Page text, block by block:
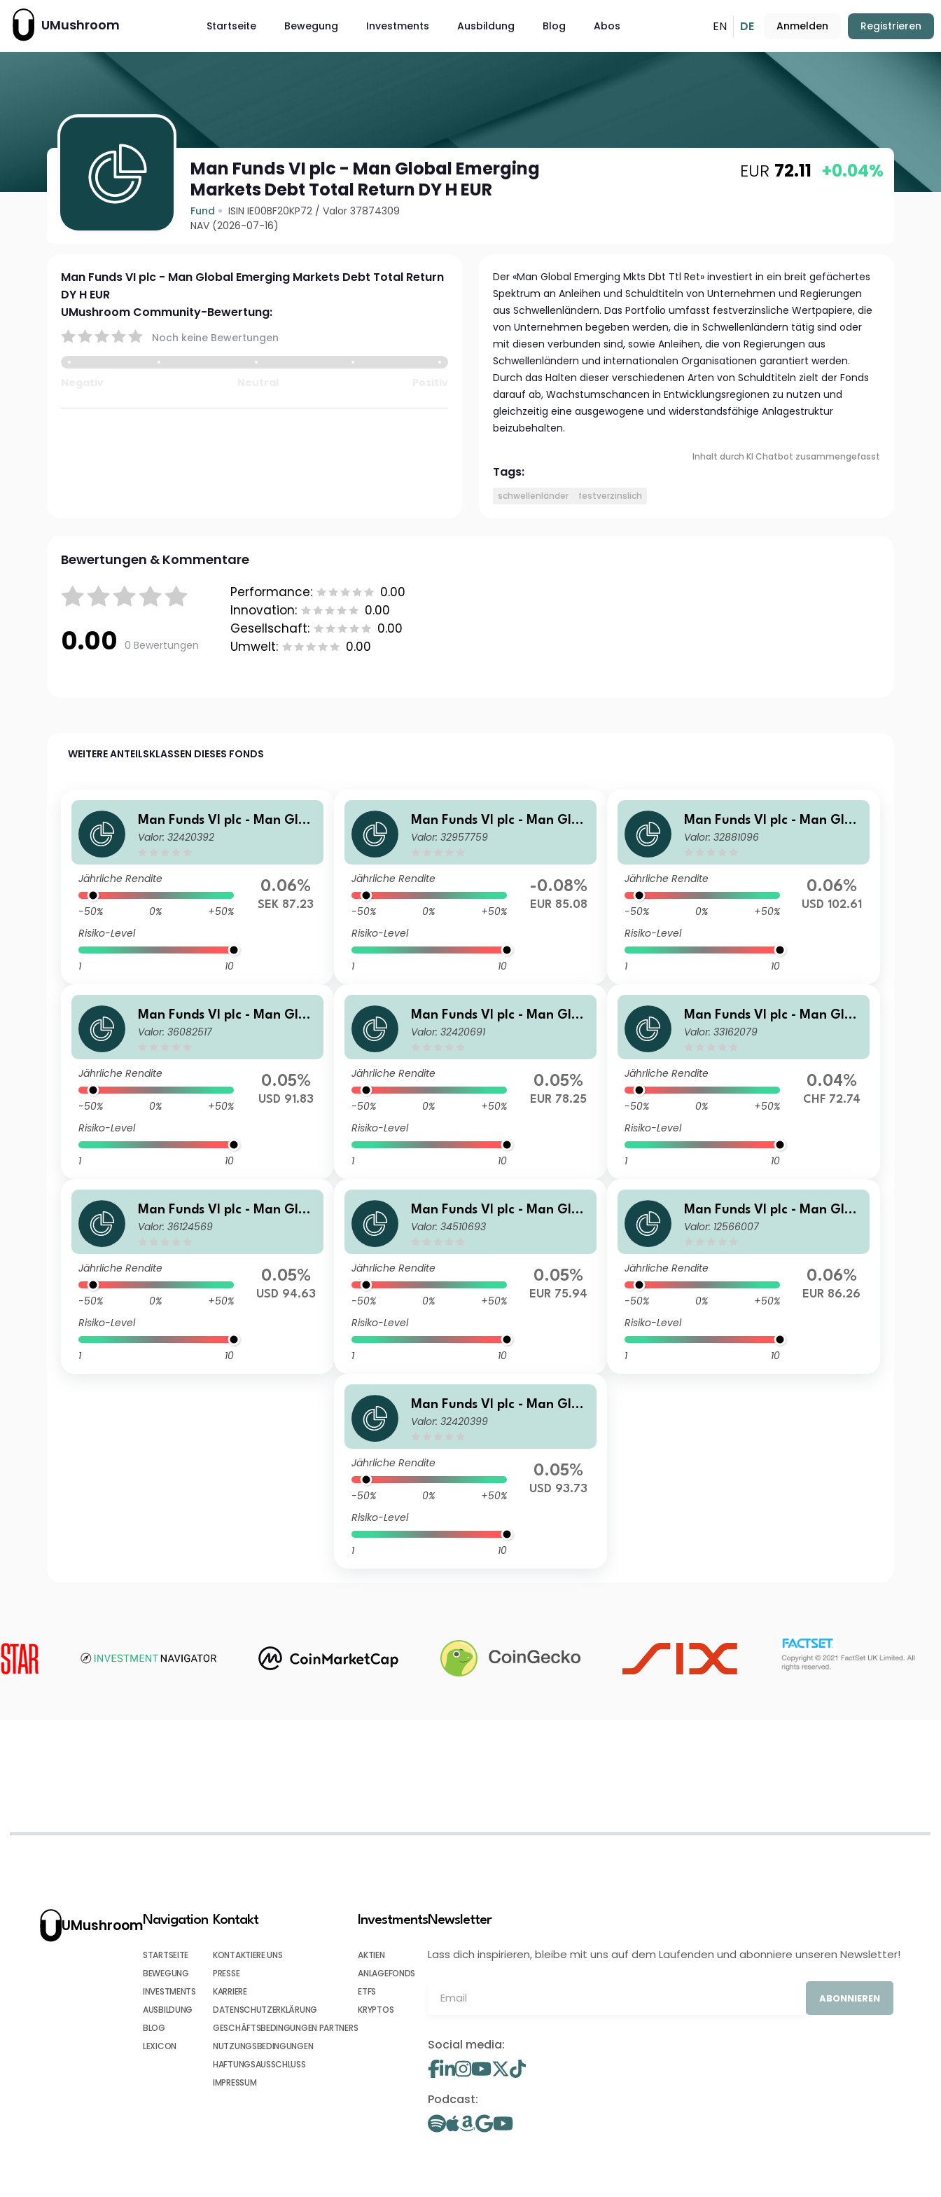
UMushroom Startseite Bewegung Investments Ausbildung Blog Abos EN DE Anmelden Registrieren
Man Funds VI plc - Man Global Emerging
Markets Debt Total Return DY H EUR
Fund ISIN IE00BF20KP72 /Valor 37874309
NAV (2026-07-16)
EUR 72.11 +0.04%
Man Funds VI plc - Man Global Emerging Markets Debt Total Return
DY H EUR
UMushroom Community-Bewertung:
Noch keine Bewertungen
Der «Man Global Emerging Mkts Dbt Ttl Ret» investiert in ein breit gefächertes
Spektrum an Anleihen und Schuldtiteln von Unternehmen und Regierungen
aus Schwellenländern. Das Portfolio umfasst festverzinsliche Wertpapiere, die
von Unternehmen begeben werden, die in Schwellenländern tätig sind oder
mit diesen verbunden sind, sowie Anleihen, die von Regierungen aus
Schwellenländern und internationalen Organisationen garantiert werden.
Durch das Halten dieser verschiedenen Arten von Schuldtiteln zielt der Fonds
darauf ab, Wachstumschancen in Entwicklungsregionen zu nutzen und
gleichzeitig eine ausgewogene und widerstandsfähige Anlagestruktur
beizubehalten.
Inhalt durch KI Chatbot zusammengefasst
Tags:
schwellenländer festverzinslich
Bewertungen & Kommentare
0.00 0 Bewertungen
Performance:
0.00
Innovation:
0.00
Gesellschaft:
0.00
Umwelt:
0.00
WEITERE ANTEILSKLASSEN DIESES FONDS
Man Funds VI plc - Man Glob
al Emerging Markets Debt T
Valor: 32420392
Jährliche Rendite
-50% 0%
+50%
Risiko-Level
1 10
0.06%
SEK 87.23
Man Funds VI plc - Man Glob
al Emerging Markets Debt T
ist A
Valor: 32957759
Jährliche Rendite
-50% 0%
+50%
Risiko-Level
1 10
-0.08%
EUR 85.08
Man Funds VI plc - Man Glob
al Emerging Markets Debt T
Valor: 32881096
Jährliche Rendite
-50% 0%
+50%
Risiko-Level
1 10
0.06%
USD 102.61
Man Funds VI plc - Man Glob
al Emerging Markets Debt T
Valor: 36082517
Jährliche Rendite
-50% 0%
+50%
Risiko-Level
1 10
0.05%
USD 91.83
Man Funds VI plc - Man Glob
al Emerging Markets Debt T
Valor: 32420691
Jährliche Rendite
-50% 0%
+50%
Risiko-Level
1 10
0.05%
EUR 78.25
Man Funds VI plc - Man Glob
al Emerging Markets Debt T
Valor: 33162079
Jährliche Rendite
-50% 0%
+50%
Risiko-Level
1 10
0.04%
CHF 72.74
Man Funds VI plc - Man Glob
al Emerging Markets Debt T
Valor: 36124569
Jährliche Rendite
-50% 0%
+50%
Risiko-Level
1 10
0.05%
USD 94.63
Man Funds VI plc - Man Glob
al Emerging Markets Debt T
Valor: 34510693
Jährliche Rendite
-50% 0%
+50%
Risiko-Level
1 10
0.05%
EUR 75.94
Man Funds VI plc - Man Glob
al Emerging Markets Debt T
Valor: 12566007
Jährliche Rendite
-50% 0%
+50%
Risiko-Level
1 10
0.06%
EUR 86.26
Man Funds VI plc - Man Glob
al Emerging Markets Debt T
Valor: 32420399
Jährliche Rendite
-50% 0%
+50%
Risiko-Level
1 10
0.05%
USD 93.73
UMushroomNavigation
STARTSEITE
BEWEGUNG
INVESTMENTS
AUSBILDUNG
BLOG
LEXICON
Kontakt
KONTAKTIERE UNS
PRESSE
KARRIERE
DATENSCHUTZERKLÄRUNG
GESCHÄFTSBEDINGUNGEN PARTNERS
NUTZUNGSBEDINGUNGEN
HAFTUNGSAUSSCHLUSS
IMPRESSUM
Investments
AKTIEN
ANLAGEFONDS
ETFS
KRYPTOS
Newsletter
Lass dich inspirieren, bleibe mit uns auf dem Laufenden und abonniere unseren Newsletter!
ABONNIEREN
Social media:
Podcast: